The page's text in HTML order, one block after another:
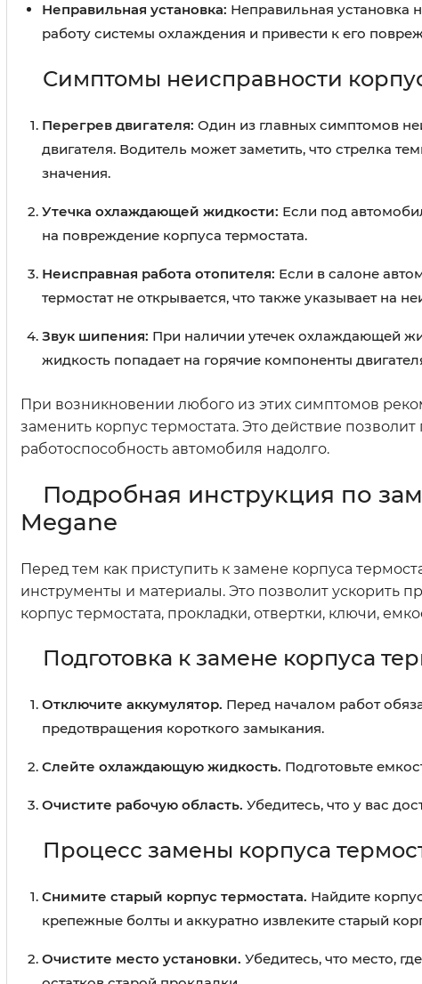
Неправильная установка: Неправильная установка
работу системы охлаждения и привести к его
Симптомы неисправности
Перегрев двигателя: Один из главных симптомов
двигателя. Водитель может заметить, что стрелка
значения.
Утечка охлаждающей жидкости: Если под
на повреждение корпуса термостата.
Неисправная работа отопителя: Если в салоне
термостат не открывается, что также указывает на
Звук шипения: При наличии утечек охлаждающей
жидкость попадает на горячие компоненты
При возникновении любого из этих симптомов
заменить корпус термостата. Это действие
работоспособность автомобиля надолго.
Подробная инструкция по
Megane
Перед тем как приступить к замене корпуса
инструменты и материалы. Это позволит ускорить
корпус термостата, прокладки, отвертки, ключи,
Подготовка к замене корпуса
Отключите аккумулятор. Перед началом работ
предотвращения короткого замыкания.
Слейте охлаждающую жидкость. Подготовьте
Очистите рабочую область. Убедитесь, что у вас
Процесс замены корпуса
Снимите старый корпус термостата. Найдите
крепежные болты и аккуратно извлеките старый
Очистите место установки. Убедитесь, что место,